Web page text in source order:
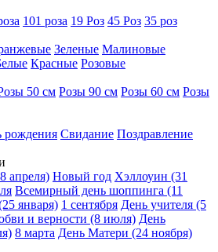
101 роза 19 Роз 45 Роз 35 роз
Зеленые Малиновые
Красные Розовые
50 см Розы 90 см Розы 60 см Розы
рождения Свидание Поздравление
апреля) Новый год Хэллоуин (31
Всемирный день шоппинга (11
января) 1 сентября День учителя (5
и верности (8 июля) День
8 марта День Матери (24 ноября)